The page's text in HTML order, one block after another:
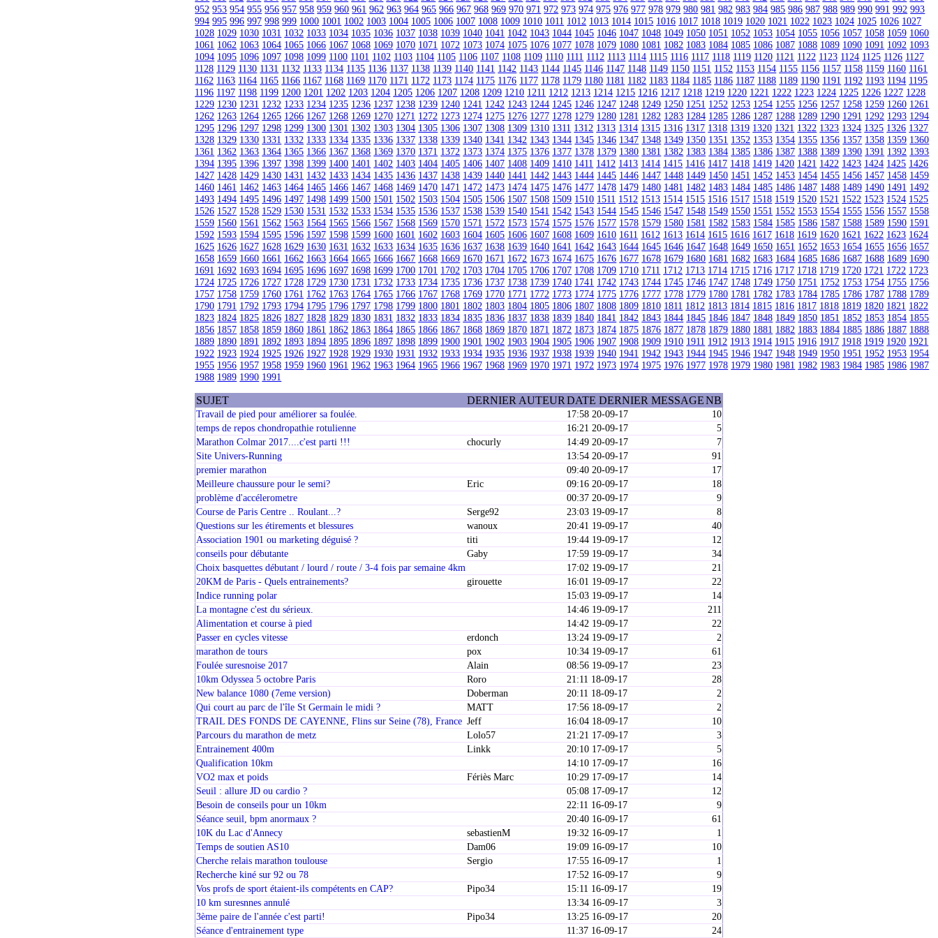
952 953 954 955 956 957 958 959 960 961 962 963 964 965 966 967 968 969 970 971 972 973 974 975 976 977 978 979 980 981 982 983 984 985 986 987 988 989 990 991 992 993
994 995 996 997 998 999 1000 1001 1002 1003 1004 1005 1006 1007 1008 1009 1010 1011 1012 1013 1014 1015 1016 1017 1018 1019 1020 1021 1022 1023 1024 1025 1026 1027
1028 1029 1030 1031 1032 1033 1034 1035 1036 1037 1038 1039 1040 1041 1042 1043 1044 1045 1046 1047 1048 1049 1050 1051 1052 1053 1054 1055 1056 1057 1058 1059 1060
1061 1062 1063 1064 1065 1066 1067 1068 1069 1070 1071 1072 1073 1074 1075 1076 1077 1078 1079 1080 1081 1082 1083 1084 1085 1086 1087 1088 1089 1090 1091 1092 1093
1094 1095 1096 1097 1098 1099 1100 1101 1102 1103 1104 1105 1106 1107 1108 1109 1110 1111 1112 1113 1114 1115 1116 1117 1118 1119 1120 1121 1122 1123 1124 1125 1126 1127
1128 1129 1130 1131 1132 1133 1134 1135 1136 1137 1138 1139 1140 1141 1142 1143 1144 1145 1146 1147 1148 1149 1150 1151 1152 1153 1154 1155 1156 1157 1158 1159 1160 1161
1162 1163 1164 1165 1166 1167 1168 1169 1170 1171 1172 1173 1174 1175 1176 1177 1178 1179 1180 1181 1182 1183 1184 1185 1186 1187 1188 1189 1190 1191 1192 1193 1194 1195
1196 1197 1198 1199 1200 1201 1202 1203 1204 1205 1206 1207 1208 1209 1210 1211 1212 1213 1214 1215 1216 1217 1218 1219 1220 1221 1222 1223 1224 1225 1226 1227 1228
1229 1230 1231 1232 1233 1234 1235 1236 1237 1238 1239 1240 1241 1242 1243 1244 1245 1246 1247 1248 1249 1250 1251 1252 1253 1254 1255 1256 1257 1258 1259 1260 1261
1262 1263 1264 1265 1266 1267 1268 1269 1270 1271 1272 1273 1274 1275 1276 1277 1278 1279 1280 1281 1282 1283 1284 1285 1286 1287 1288 1289 1290 1291 1292 1293 1294
1295 1296 1297 1298 1299 1300 1301 1302 1303 1304 1305 1306 1307 1308 1309 1310 1311 1312 1313 1314 1315 1316 1317 1318 1319 1320 1321 1322 1323 1324 1325 1326 1327
1328 1329 1330 1331 1332 1333 1334 1335 1336 1337 1338 1339 1340 1341 1342 1343 1344 1345 1346 1347 1348 1349 1350 1351 1352 1353 1354 1355 1356 1357 1358 1359 1360
1361 1362 1363 1364 1365 1366 1367 1368 1369 1370 1371 1372 1373 1374 1375 1376 1377 1378 1379 1380 1381 1382 1383 1384 1385 1386 1387 1388 1389 1390 1391 1392 1393
1394 1395 1396 1397 1398 1399 1400 1401 1402 1403 1404 1405 1406 1407 1408 1409 1410 1411 1412 1413 1414 1415 1416 1417 1418 1419 1420 1421 1422 1423 1424 1425 1426
1427 1428 1429 1430 1431 1432 1433 1434 1435 1436 1437 1438 1439 1440 1441 1442 1443 1444 1445 1446 1447 1448 1449 1450 1451 1452 1453 1454 1455 1456 1457 1458 1459
1460 1461 1462 1463 1464 1465 1466 1467 1468 1469 1470 1471 1472 1473 1474 1475 1476 1477 1478 1479 1480 1481 1482 1483 1484 1485 1486 1487 1488 1489 1490 1491 1492
1493 1494 1495 1496 1497 1498 1499 1500 1501 1502 1503 1504 1505 1506 1507 1508 1509 1510 1511 1512 1513 1514 1515 1516 1517 1518 1519 1520 1521 1522 1523 1524 1525
1526 1527 1528 1529 1530 1531 1532 1533 1534 1535 1536 1537 1538 1539 1540 1541 1542 1543 1544 1545 1546 1547 1548 1549 1550 1551 1552 1553 1554 1555 1556 1557 1558
1559 1560 1561 1562 1563 1564 1565 1566 1567 1568 1569 1570 1571 1572 1573 1574 1575 1576 1577 1578 1579 1580 1581 1582 1583 1584 1585 1586 1587 1588 1589 1590 1591
1592 1593 1594 1595 1596 1597 1598 1599 1600 1601 1602 1603 1604 1605 1606 1607 1608 1609 1610 1611 1612 1613 1614 1615 1616 1617 1618 1619 1620 1621 1622 1623 1624
1625 1626 1627 1628 1629 1630 1631 1632 1633 1634 1635 1636 1637 1638 1639 1640 1641 1642 1643 1644 1645 1646 1647 1648 1649 1650 1651 1652 1653 1654 1655 1656 1657
1658 1659 1660 1661 1662 1663 1664 1665 1666 1667 1668 1669 1670 1671 1672 1673 1674 1675 1676 1677 1678 1679 1680 1681 1682 1683 1684 1685 1686 1687 1688 1689 1690
1691 1692 1693 1694 1695 1696 1697 1698 1699 1700 1701 1702 1703 1704 1705 1706 1707 1708 1709 1710 1711 1712 1713 1714 1715 1716 1717 1718 1719 1720 1721 1722 1723
1724 1725 1726 1727 1728 1729 1730 1731 1732 1733 1734 1735 1736 1737 1738 1739 1740 1741 1742 1743 1744 1745 1746 1747 1748 1749 1750 1751 1752 1753 1754 1755 1756
1757 1758 1759 1760 1761 1762 1763 1764 1765 1766 1767 1768 1769 1770 1771 1772 1773 1774 1775 1776 1777 1778 1779 1780 1781 1782 1783 1784 1785 1786 1787 1788 1789
1790 1791 1792 1793 1794 1795 1796 1797 1798 1799 1800 1801 1802 1803 1804 1805 1806 1807 1808 1809 1810 1811 1812 1813 1814 1815 1816 1817 1818 1819 1820 1821 1822
1823 1824 1825 1826 1827 1828 1829 1830 1831 1832 1833 1834 1835 1836 1837 1838 1839 1840 1841 1842 1843 1844 1845 1846 1847 1848 1849 1850 1851 1852 1853 1854 1855
1856 1857 1858 1859 1860 1861 1862 1863 1864 1865 1866 1867 1868 1869 1870 1871 1872 1873 1874 1875 1876 1877 1878 1879 1880 1881 1882 1883 1884 1885 1886 1887 1888
1889 1890 1891 1892 1893 1894 1895 1896 1897 1898 1899 1900 1901 1902 1903 1904 1905 1906 1907 1908 1909 1910 1911 1912 1913 1914 1915 1916 1917 1918 1919 1920 1921
1922 1923 1924 1925 1926 1927 1928 1929 1930 1931 1932 1933 1934 1935 1936 1937 1938 1939 1940 1941 1942 1943 1944 1945 1946 1947 1948 1949 1950 1951 1952 1953 1954
1955 1956 1957 1958 1959 1960 1961 1962 1963 1964 1965 1966 1967 1968 1969 1970 1971 1972 1973 1974 1975 1976 1977 1978 1979 1980 1981 1982 1983 1984 1985 1986 1987
1988 1989 1990 1991
SUJET DERNIER AUTEUR DATE DERNIER MESSAGENB
Travail de pied pour améliorer sa foulée. 17:58 20-09-17
10
temps de repos chondropathie rotulienne
16:21 20-09-17
5
Marathon Colmar 2017....c'est parti !!!
chocurly 14:49 20-09-17
7
Site Univers-Running
13:54 20-09-17
91
premier marathon
09:40 20-09-17
17
Meilleure chaussure pour le semi?
Eric 09:16 20-09-17
18
problème d'accélerometre
00:37 20-09-17
9
Course de Paris Centre .. Roulant...?
Serge92 23:03 19-09-17
8
Questions sur les étirements et blessures
wanoux 20:41 19-09-17
40
Association 1901 ou marketing déguisé ?
titi 19:44 19-09-17
12
conseils pour débutante
Gaby 17:59 19-09-17
34
Choix basquettes débutant / lourd / route / 3-4 fois par semaine 4km
17:02 19-09-17
21
20KM de Paris - Quels entrainements?
girouette 16:01 19-09-17
22
Indice running polar
15:03 19-09-17
14
La montagne c'est du sérieux.
14:46 19-09-17
211
Alimentation et course à pied
14:42 19-09-17
22
Passer en cycles vitesse
erdonch 13:24 19-09-17
2
marathon de tours
pox 10:34 19-09-17
61
Foulée suresnoise 2017
Alain 08:56 19-09-17
23
10km Odyssea 5 octobre Paris
Roro 21:11 18-09-17
28
New balance 1080 (7eme version)
Doberman 20:11 18-09-17
2
Qui court au parc de l'île St Germain le midi ?
MATT 17:56 18-09-17
2
TRAIL DES FONDS DE CAYENNE, Flins sur Seine (78), France Jeff 16:04 18-09-17
10
Parcours du marathon de metz
Lolo57 21:21 17-09-17
3
Entrainement 400m
Linkk 20:10 17-09-17
5
Qualification 10km
14:10 17-09-17
16
VO2 max et poids
Fériès Marc 10:29 17-09-17
14
Seuil : allure JD ou cardio ?
05:08 17-09-17
12
Besoin de conseils pour un 10km
22:11 16-09-17
9
Séance seuil, bpm anormaux ?
20:40 16-09-17
61
10K du Lac d'Annecy
sebastienM 19:32 16-09-17
1
Temps de soutien AS10
Dam06 19:09 16-09-17
10
Cherche relais marathon toulouse
Sergio 17:55 16-09-17
1
Recherche kiné sur 92 ou 78
17:52 16-09-17
9
Vos profs de sport étaient-ils compétents en CAP?
Pipo34 15:11 16-09-17
19
10 km suresnnes annulé
13:34 16-09-17
3
3ème paire de l'année c'est parti!
Pipo34 13:25 16-09-17
20
Séance d'entrainement type
11:37 16-09-17 24